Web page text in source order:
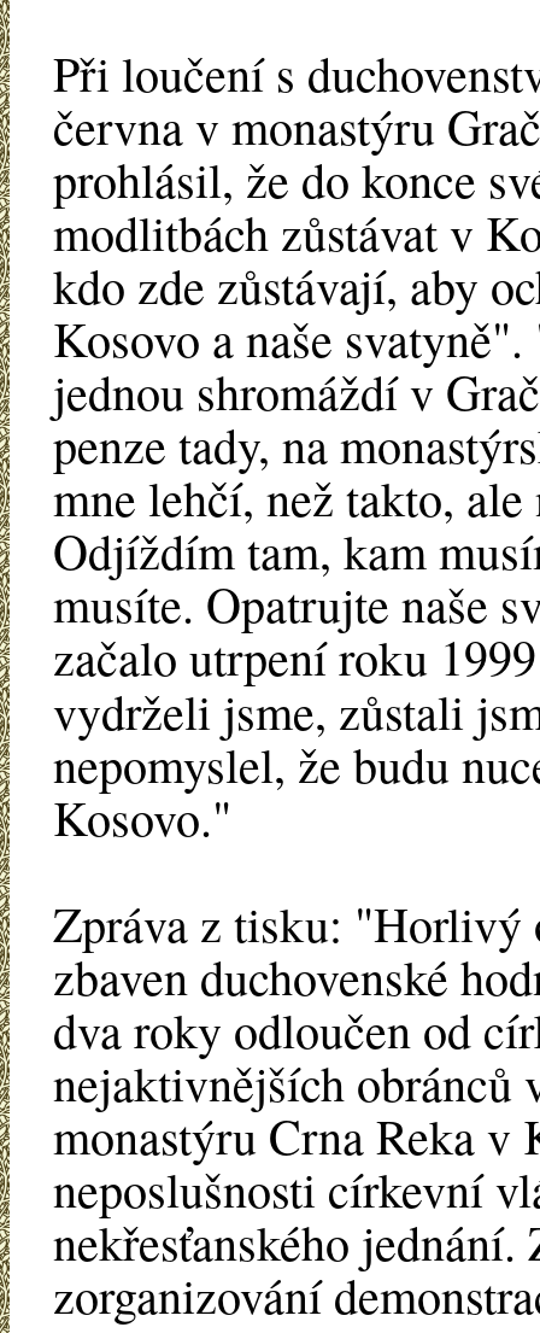
Při loučení s
června v monastýru
prohlásil, že do konce
modlitbách zůstávat v
kdo zde zůstávají, aby
Kosovo a naše
jednou shromáždí v
penze tady, na
mne lehčí, než takto,
Odjíždím tam, kam
musíte. Opatrujte naše
začalo utrpení roku
vydrželi jsme, zůstali
nepomyslel, že budu
Kosovo."
Zpráva z tisku: "Horlivý
zbaven duchovenské
dva roky odloučen od
nejaktivnějších
monastýru Crna Reka v
neposlušnosti církevní
nekřesťanského
zorganizování